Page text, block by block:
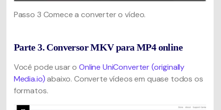
Passo 3 Comece a converter o vídeo.
Parte 3. Conversor MKV para MP4 online
Você pode usar oOnline UniConverter (originally
Media.io)abaixo. Converte vídeos em quase todos os
formatos.